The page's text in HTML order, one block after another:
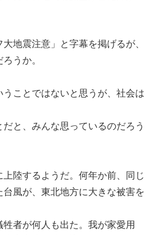
地震注意」と字幕を掲げるが、
ろうか。
ことではないと思うが、社会は
だと、みんな思っているのだろう
陸するようだ。何年か前、同じ
台風が
東北地方に大きな被害を
牲者が何人も出た。 我が家愛用